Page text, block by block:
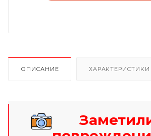
ОПИСАНИЕ ХАРАКТЕРИСТИКИ